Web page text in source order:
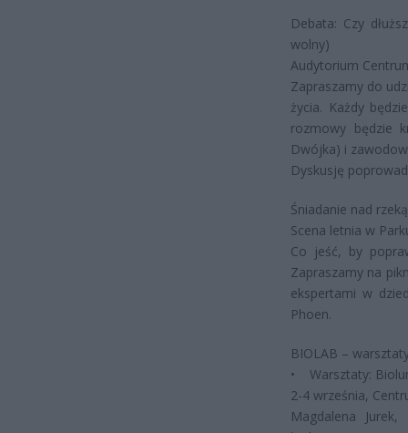
Debata: Czy
wolny)
Audytorium
Zapraszamy do
życia. Każdy
rozmowy będzie
Dwójka) i
Dyskusję
Śniadanie nad
Scena letnia w
Co jeść, by
Zapraszamy na
ekspertami w
Phoen.
BIOLAB –
• Warsztaty:
2-4 września,
Magdalena